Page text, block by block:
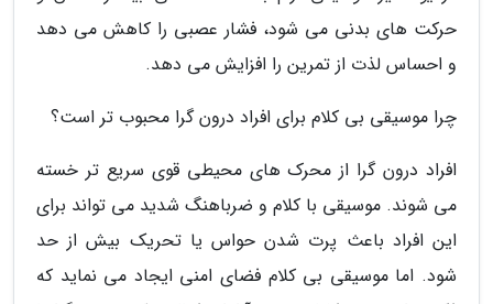
حرکت های بدنی می شود، فشار عصبی را کاهش می دهد
و احساس لذت از تمرین را افزایش می دهد.
چرا موسیقی بی کلام برای افراد درون گرا محبوب تر است؟
افراد درون گرا از محرک های محیطی قوی سریع تر خسته
می شوند. موسیقی با کلام و ضرباهنگ شدید می تواند برای
این افراد باعث پرت شدن حواس یا تحریک بیش از حد
شود. اما موسیقی بی کلام فضای امنی ایجاد می نماید که